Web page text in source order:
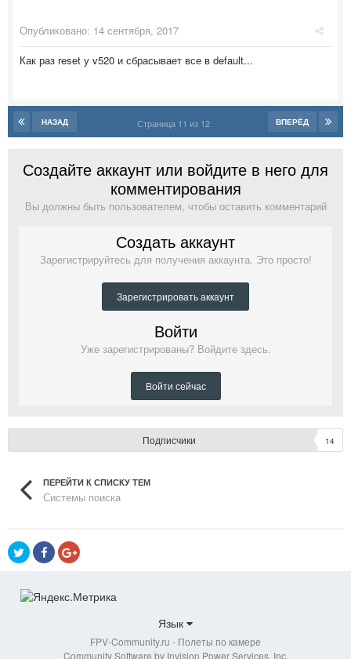
Опубликовано: 14 сентября, 2017
Как раз reset у v520 и сбрасывает все в default...
НАЗАД ВПЕРЁД
Страница 11 из 12
Создайте аккаунт или войдите в него для
комментирования
Вы должны быть пользователем, чтобы оставить комментарий
Создать аккаунт
Зарегистрируйтесь для получения аккаунта. Это просто!
Зарегистрировать аккаунт
Войти
Уже зарегистрированы? Войдите здесь.
Войти сейчас
Подписчики 14
ПЕРЕЙТИ К СПИСКУ ТЕМ
Системы поиска
Язык
FPV-Community.ru - Полеты по камере
Community Software by Invision Power Services, Inc.